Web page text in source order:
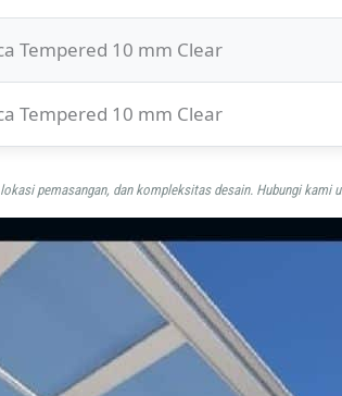
Tempered 10 mm Clear
Tempered 10 mm Clear
pemasangan, dan kompleksitas desain. Hubungi kami